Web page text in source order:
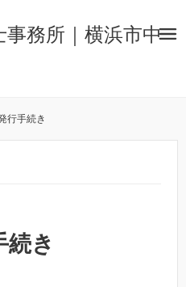
事務所｜横浜市中
行手続き
続き